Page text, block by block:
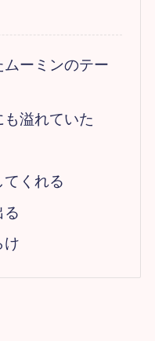
ーミンのテー
溢れていた
くれる
る
け